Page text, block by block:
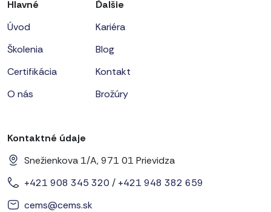
Hlavné
Úvod
Školenia
Certifikácia
O nás
Ďalšie
Kariéra
Blog
Kontakt
Brožúry
Kontaktné údaje
Snežienkova 1/A, 971 01 Prievidza
+421 908 345 320 / +421 948 382 659
cems@cems.sk